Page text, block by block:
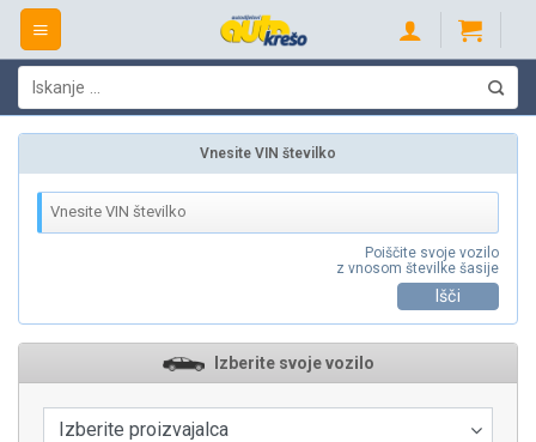
Skip
content
Išči:
Vnesite VIN številko
Poiščite svoje vozilo
z vnosom številke šasije
Išči
Izberite svoje vozilo
Izberite proizvajalca